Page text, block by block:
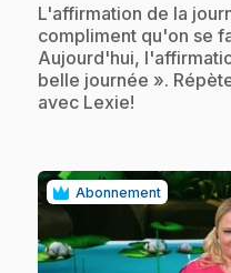
.L'affirmation de la
compliment qu'on se
Aujourd'hui,
belle journée ».
avec Lexie!
Abonnement